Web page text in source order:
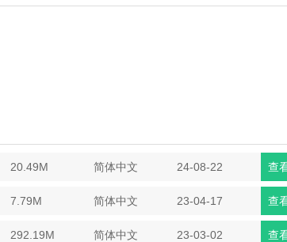
查
20.49M 简体中文 24-08-22
查
7.79M 简体中文 23-04-17
查
292.19M 简体中文 23-03-02